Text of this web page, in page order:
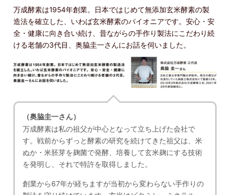
万成酵素は1954年創業。日本ではじめて無添加玄米酵素の製
造法を確立した、いわば玄米酵素のパイオニアです。安心・安
全・健康に向き合い続け、昔ながらの手作り製法にこだわり続
ける老舗の3代目、奥脇圭一さんにお話を伺いました。
（奥脇圭一さん）
万成酵素は私の祖父が中心となって立ち上げた会社で
す。戦前からずっと酵素の研究を続けてきた祖父は、米
ぬか・米胚芽を麹菌で発酵、培養して玄米麹にする技術
を発明し、それで特許を取得しました。
創業から67年が経ちますが当初から変わらない手作りの